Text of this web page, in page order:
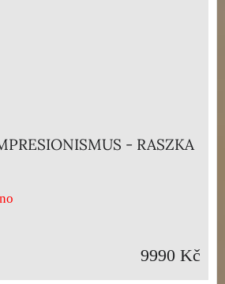
- RASZKA
9990 Kč